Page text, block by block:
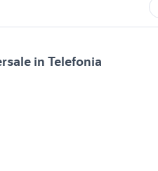
in Telefonia